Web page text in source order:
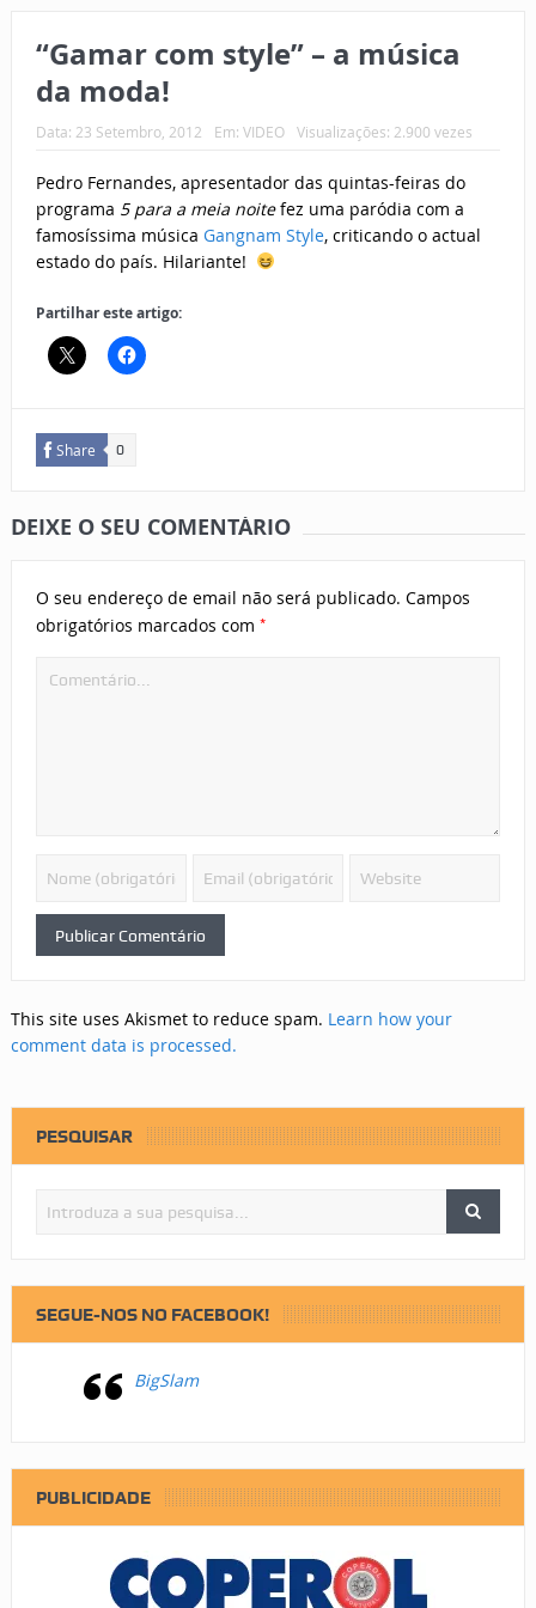
“Gamar com style” – a música
da moda!
Data: 23 Setembro, 2012 Em: VIDEO Visualizações: 2.900 vezes
Pedro Fernandes, apresentador das quintas-feiras do
programa 5 para a meia noitefez uma paródia com a
famosíssima música Gangnam Style, criticando o actual
estado do país. Hilariante!
Partilhar este artigo:
Share 0
DEIXE O SEU COMENTÁRIO
O seu endereço de email não será publicado. Campos
obrigatórios marcados com *
This site uses Akismet to reduce spam. Learn how your
comment data is processed.
PESQUISAR
SEGUE-NOS NO FACEBOOK!
BigSlam
PUBLICIDADE